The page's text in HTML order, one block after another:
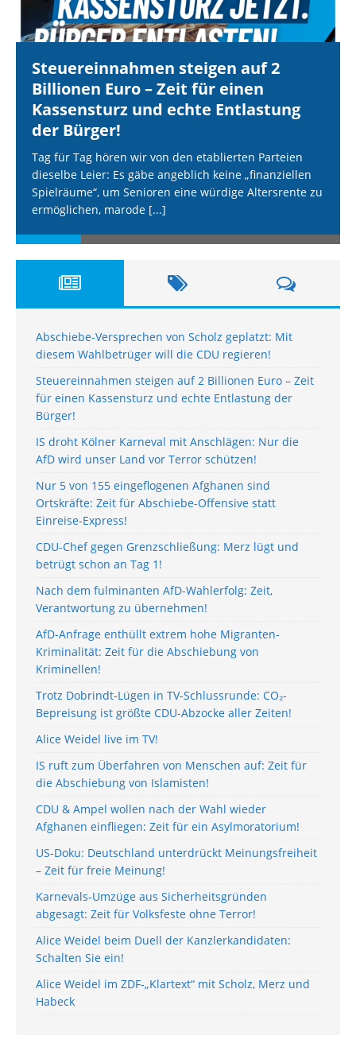
Steuereinnahmen steigen auf 2
Billionen Euro – Zeit für einen
Kassensturz und echte Entlastung
der Bürger!
Tag für Tag hören wir von den etablierten Parteien
dieselbe Leier: Es gäbe angeblich keine „finanziellen
Spielräume“, um Senioren eine würdige Altersrente zu
ermöglichen, marode [...]
Abschiebe-Versprechen von Scholz geplatzt: Mit
diesem Wahlbetrüger will die CDU regieren!
Steuereinnahmen steigen auf 2 Billionen Euro – Zeit
für einen Kassensturz und echte Entlastung der
Bürger!
IS droht Kölner Karneval mit Anschlägen: Nur die
AfD wird unser Land vor Terror schützen!
Nur 5 von 155 eingeflogenen Afghanen sind
Ortskräfte: Zeit für Abschiebe-Offensive statt
Einreise-Express!
CDU-Chef gegen Grenzschließung: Merz lügt und
betrügt schon an Tag 1!
Nach dem fulminanten AfD-Wahlerfolg: Zeit,
Verantwortung zu übernehmen!
AfD-Anfrage enthüllt extrem hohe Migranten-
Kriminalität: Zeit für die Abschiebung von
Kriminellen!
Trotz Dobrindt-Lügen in TV-Schlussrunde: CO₂-
Bepreisung ist größte CDU-Abzocke aller Zeiten!
Alice Weidel live im TV!
IS ruft zum Überfahren von Menschen auf: Zeit für
die Abschiebung von Islamisten!
CDU & Ampel wollen nach der Wahl wieder
Afghanen einfliegen: Zeit für ein Asylmoratorium!
US-Doku: Deutschland unterdrückt Meinungsfreiheit
– Zeit für freie Meinung!
Karnevals-Umzüge aus Sicherheitsgründen
abgesagt: Zeit für Volksfeste ohne Terror!
Alice Weidel beim Duell der Kanzlerkandidaten:
Schalten Sie ein!
Alice Weidel im ZDF-„Klartext“ mit Scholz, Merz und
Habeck